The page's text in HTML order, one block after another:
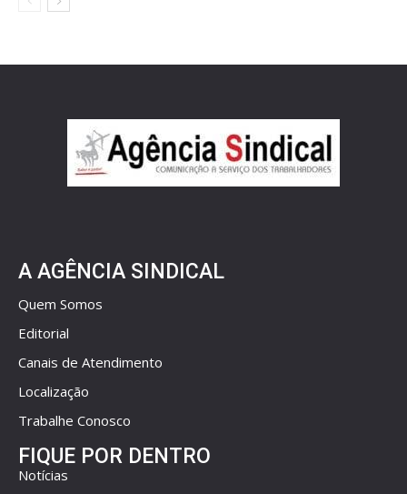
A AGÊNCIA SINDICAL
Quem Somos
Editorial
Canais de Atendimento
Localização
Trabalhe Conosco
FIQUE POR DENTRO
Notícias